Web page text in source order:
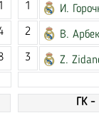
1
И.
2
В.
3
Z.
ГК -